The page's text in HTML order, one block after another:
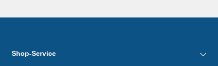
Shop-Service